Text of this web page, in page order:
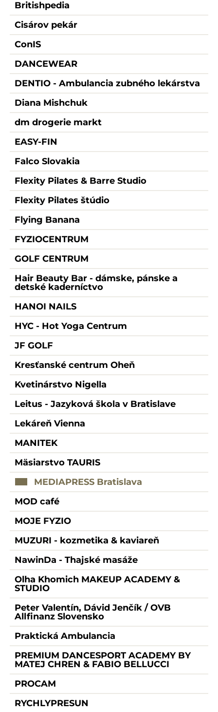
Britishpedia
Cisárov pekár
ConIS
DANCEWEAR
DENTIO - Ambulancia zubného lekárstva
Diana Mishchuk
dm drogerie markt
EASY-FIN
Falco Slovakia
Flexity Pilates & Barre Studio
Flexity Pilates štúdio
Flying Banana
FYZIOCENTRUM
GOLF CENTRUM
Hair Beauty Bar - dámske, pánske a
detské kaderníctvo
HANOI NAILS
HYC - Hot Yoga Centrum
JF GOLF
Kresťanské centrum Oheň
Kvetinárstvo Nigella
Leitus - Jazyková škola v Bratislave
Lekáreň Vienna
MANITEK
Mäsiarstvo TAURIS
MEDIAPRESS Bratislava
MOD café
MOJE FYZIO
MUZURI - kozmetika & kaviareň
NawinDa - Thajské masáže
Olha Khomich MAKEUP ACADEMY &
STUDIO
Peter Valentín, Dávid Jenčík / OVB
Allfinanz Slovensko
Praktická Ambulancia
PREMIUM DANCESPORT ACADEMY BY
MATEJ CHREN & FABIO BELLUCCI
PROCAM
RYCHLYPRESUN